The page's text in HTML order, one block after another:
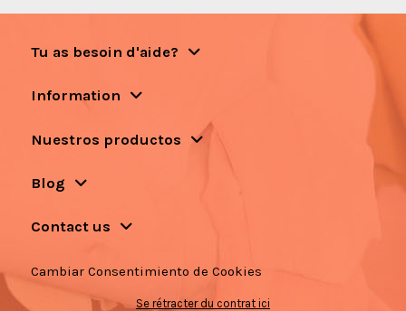
Tu as besoin d'aide?
Information
Nuestros productos
Blog
Contact us
Cambiar Consentimiento de Cookies
Se rétracter du contrat ici